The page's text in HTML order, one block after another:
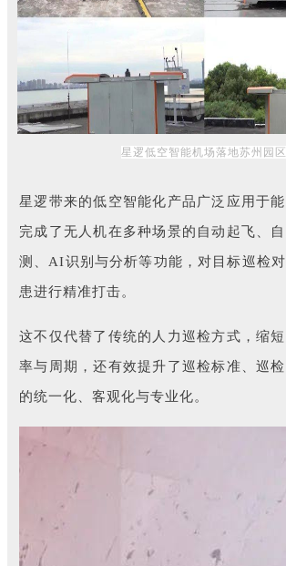
星逻低空智能机场落地苏州园区
星逻带来的低空智能化产品广泛应用于能
完成了无人机在多种场景的自动起飞、
测、AI识别与分析等功能，对目标巡检
患进行精准打击。
这不仅代替了传统的人力巡检方式，缩
率与周期，还有效提升了巡检标准、巡
的统一化、客观化与专业化。